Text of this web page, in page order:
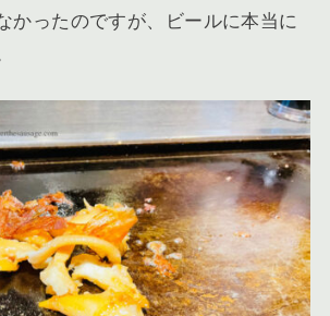
かったのですが、ビールに本当に